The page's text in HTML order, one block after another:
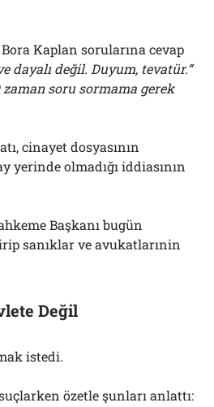
Kaplan sorularına cevap
dayalı değil. Duyum, tevatür.”
zaman soru sormama gerek
cinayet dosyasının
yerinde olmadığı iddiasının
Başkanı bugün
sanıklar ve avukatlarınin
Değil
istedi.
özetle şunları anlattı: